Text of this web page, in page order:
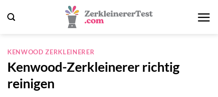
Inhalt
KENWOOD ZERKLEINERER
Kenwood-Zerkleinerer richtig
reinigen